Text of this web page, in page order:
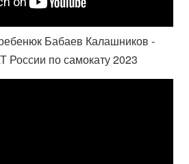
Бабаев Калашников -
по самокату 2023